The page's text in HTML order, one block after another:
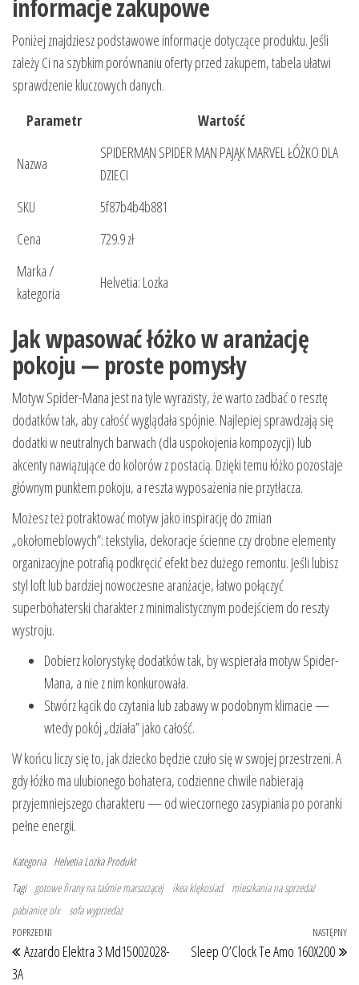
informacje zakupowe
Poniżej znajdziesz podstawowe informacje dotyczące produktu. Jeśli
zależy Ci na szybkim porównaniu oferty przed zakupem, tabela ułatwi
sprawdzenie kluczowych danych.
Parametr
Wartość
Nazwa
SPIDERMAN SPIDER MAN PAJĄK MARVEL ŁÓŻKO DLA
DZIECI
SKU
5f87b4b4b881
Cena
729.9 zł
Marka /
kategoria
Helvetia: Lozka
Jak wpasować łóżko w aranżację
pokoju — proste pomysły
Motyw Spider-Mana jest na tyle wyrazisty, że warto zadbać o resztę
dodatków tak, aby całość wyglądała spójnie. Najlepiej sprawdzają się
dodatki w neutralnych barwach (dla uspokojenia kompozycji) lub
akcenty nawiązujące do kolorów z postacią. Dzięki temu łóżko pozostaje
głównym punktem pokoju, a reszta wyposażenia nie przytłacza.
Możesz też potraktować motyw jako inspirację do zmian
„okołomeblowych”: tekstylia, dekoracje ścienne czy drobne elementy
organizacyjne potrafią podkręcić efekt bez dużego remontu. Jeśli lubisz
styl loft lub bardziej nowoczesne aranżacje, łatwo połączyć
superbohaterski charakter z minimalistycznym podejściem do reszty
wystroju.
Dobierz kolorystykę dodatków tak, by wspierała motyw Spider-
Mana, a nie z nim konkurowała.
Stwórz kącik do czytania lub zabawy w podobnym klimacie —
wtedy pokój „działa” jako całość.
W końcu liczy się to, jak dziecko będzie czuło się w swojej przestrzeni. A
gdy łóżko ma ulubionego bohatera, codzienne chwile nabierają
przyjemniejszego charakteru — od wieczornego zasypiania po poranki
pełne energii.
Kategoria Helvetia Lozka Produkt
Tagi gotowe firany na taśmie marszczącej ikea klękosiad
mieszkania na sprzedaż
pabianice olx sofa wyprzedaż
Nawigacja wpisu
Poprzedni wpis
POPRZEDNI
Azzardo Elektra 3 Md15002028-
3A
NASTĘPNY
Sleep O’Clock Te Amo 160X200